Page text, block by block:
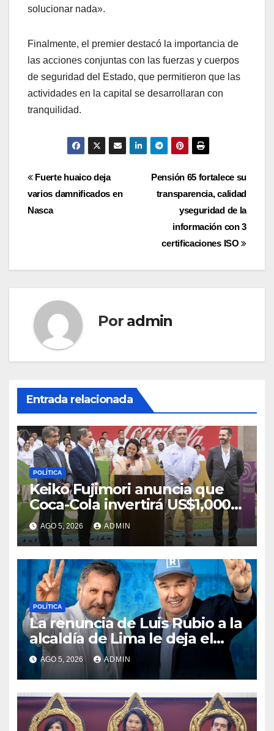
solucionar nada».
Finalmente, el premier destacó la importancia de
las acciones conjuntas con las fuerzas y cuerpos
de seguridad del Estado, que permitieron que las
actividades en la capital se desarrollaran con
tranquilidad.
Navegación
de
Pensión 65 fortalece su
transparencia, calidad
yseguridad de la
información con 3
certificaciones ISO
Fuerte huaico deja
varios damnificados en
Nasca
Por admin
Entrada relacionada
POLÍTICA
Keiko Fujimori anuncia que
Coca-Cola invertirá US$1,000
millones en 5 años
AGO 5, 2026 ADMIN
POLÍTICA
La renuncia de Luis Rubio a la
alcaldía de Lima le deja el
camino libre a Rafael López
Aliaga
AGO 5, 2026 ADMIN